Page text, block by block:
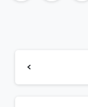
Reading